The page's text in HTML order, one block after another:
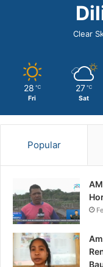
Clear
28 ℃
Fri
27 ℃
Sat
Popular